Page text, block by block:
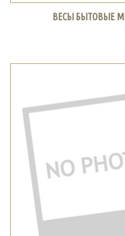
ВЕСЫ БЫТОВЫЕ